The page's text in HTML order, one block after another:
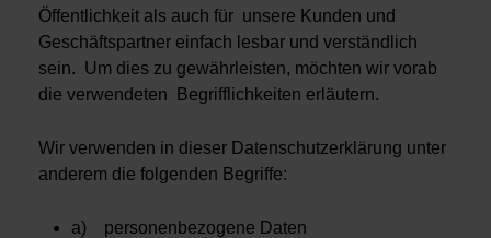
Öffentlichkeit als auch für unsere Kunden und
Geschäftspartner einfach lesbar und verständlich
sein. Um dies zu gewährleisten, möchten wir vorab
die verwendeten Begrifflichkeiten erläutern.
Wir verwenden in dieser Datenschutzerklärung unter
anderem die folgenden Begriffe:
a) personenbezogene Daten